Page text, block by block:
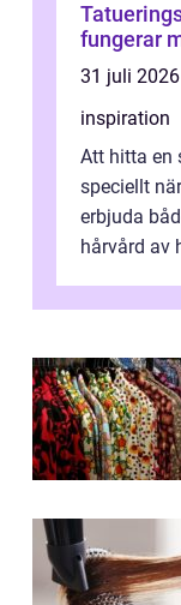
fungerar
31 juli 2026
inspiration
Att hitta en
speciellt
erbjuda
hårvård av